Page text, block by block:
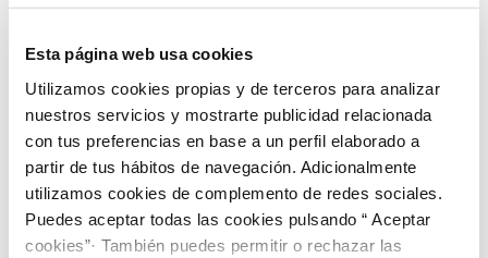
Esta página web usa cookies
Utilizamos cookies propias y de terceros para analizar
nuestros servicios y mostrarte publicidad relacionada
con tus preferencias en base a un perfil elaborado a
partir de tus hábitos de navegación. Adicionalmente
utilizamos cookies de complemento de redes sociales.
Puedes aceptar todas las cookies pulsando “ Aceptar
cookies”· También puedes permitir o rechazar las
Cuidar de la biodiversidad para proteger
nuestra salud